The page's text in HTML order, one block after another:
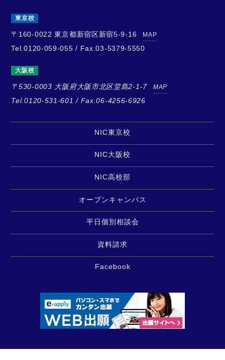
東京校
〒160-0022 東京都新宿区新宿5-9-16 MAP
Tel.0120-059-055 / Fax.03-5379-5550
大阪校
〒530-0003 大阪府大阪市北区堂島2-1-7 MAP
Tel.0120-531-601 / Fax.06-4256-6926
NIC東京校
NIC大阪校
NIC高校部
オープンキャンパス
平日個別相談会
資料請求
Facebook